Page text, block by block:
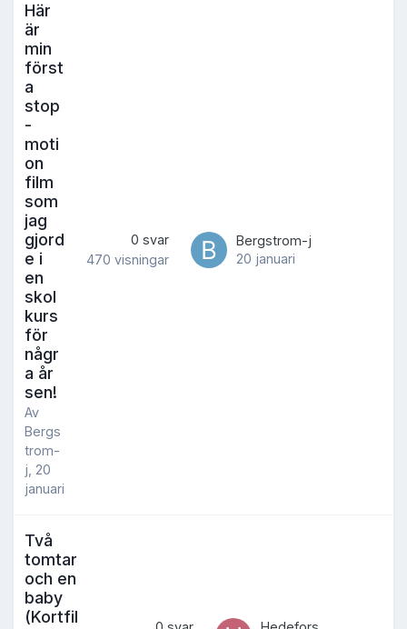
Här
är
min
först
a
stop
-
moti
on
film
som
jag
gjord
e i
en
skol
kurs
för
någr
a år
sen!
Av
Bergs
trom-
j, 20
januari
0 svar
470 visningar
Bergstrom-j
20 januari
Två
tomtar
och en
baby
(Kortfil